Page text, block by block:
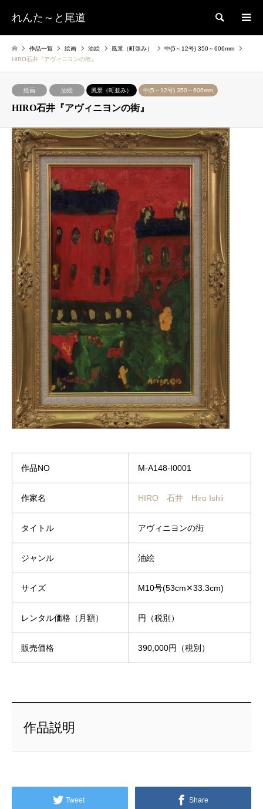
れんた～と尾道 検索
作品一覧 絵画 油絵 風景（町並み）
中(5～12号) 350～606mm
HIRO石井『アヴィニヨンの街』
絵画 油絵 風景（町並み） 中(5～12号) 350～606mm
HIRO石井『アヴィニヨンの街』
作品NO M-A148-I0001
作家名 HIRO 石井 Hiro Ishii
タイトル アヴィニヨンの街
ジャンル 油絵
サイズ M10号(53cm✕33.3cm)
レンタル価格（月額） 円（税別）
販売価格 390,000円（税別）
作品説明
Tweet Share